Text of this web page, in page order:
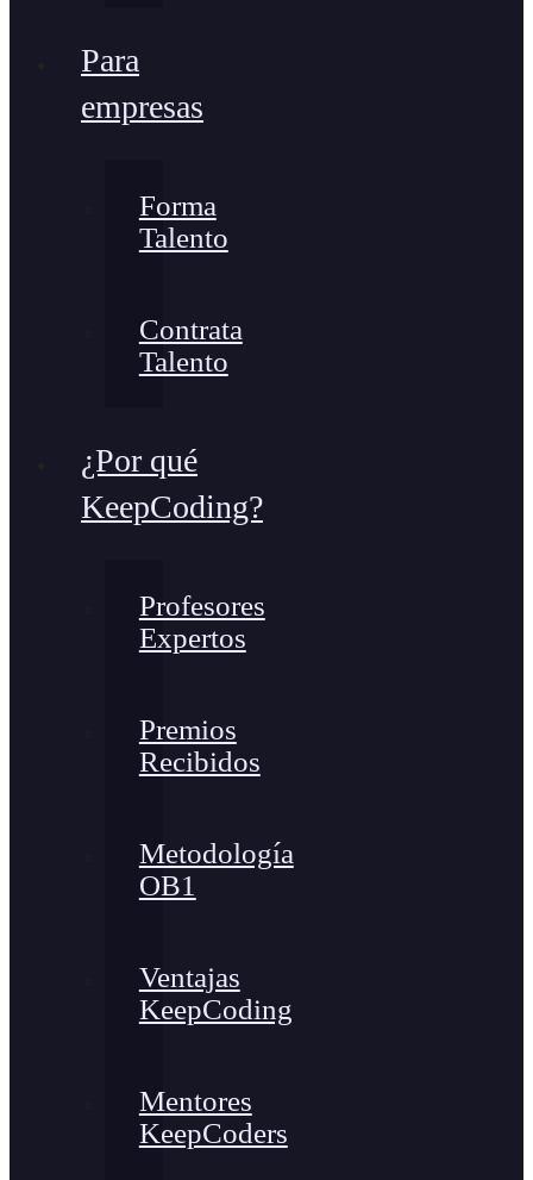
Para
empresas
Forma
Talento
Contrata
Talento
¿Por qué
KeepCoding?
Profesores
Expertos
Premios
Recibidos
Metodología
OB1
Ventajas
KeepCoding
Mentores
KeepCoders